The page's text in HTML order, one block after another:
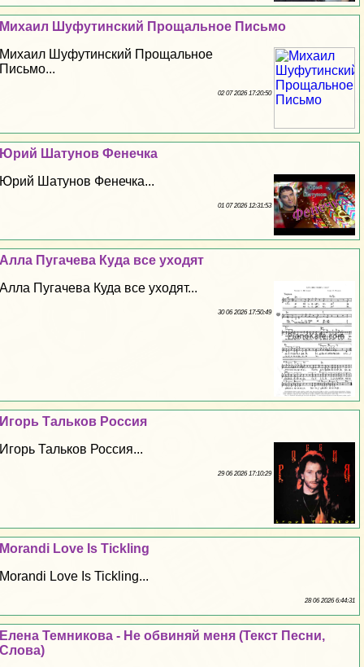
Михаил Шуфутинский Прощальное Письмо
Михаил Шуфутинский Прощальное
Письмо...
02 07 2026 17:20:50
Юрий Шатунов Фенечка
Юрий Шатунов Фенечка...
01 07 2026 12:31:53
Алла Пугачева Куда все уходят
Алла Пугачева Куда все уходят...
30 06 2026 17:50:49
Игорь Тальков Россия
Игорь Тальков Россия...
29 06 2026 17:10:29
Morandi Love Is Tickling
Morandi Love Is Tickling...
28 06 2026 6:44:31
Елена Темникова - Не обвиняй меня (Текст Песни,
Слова)